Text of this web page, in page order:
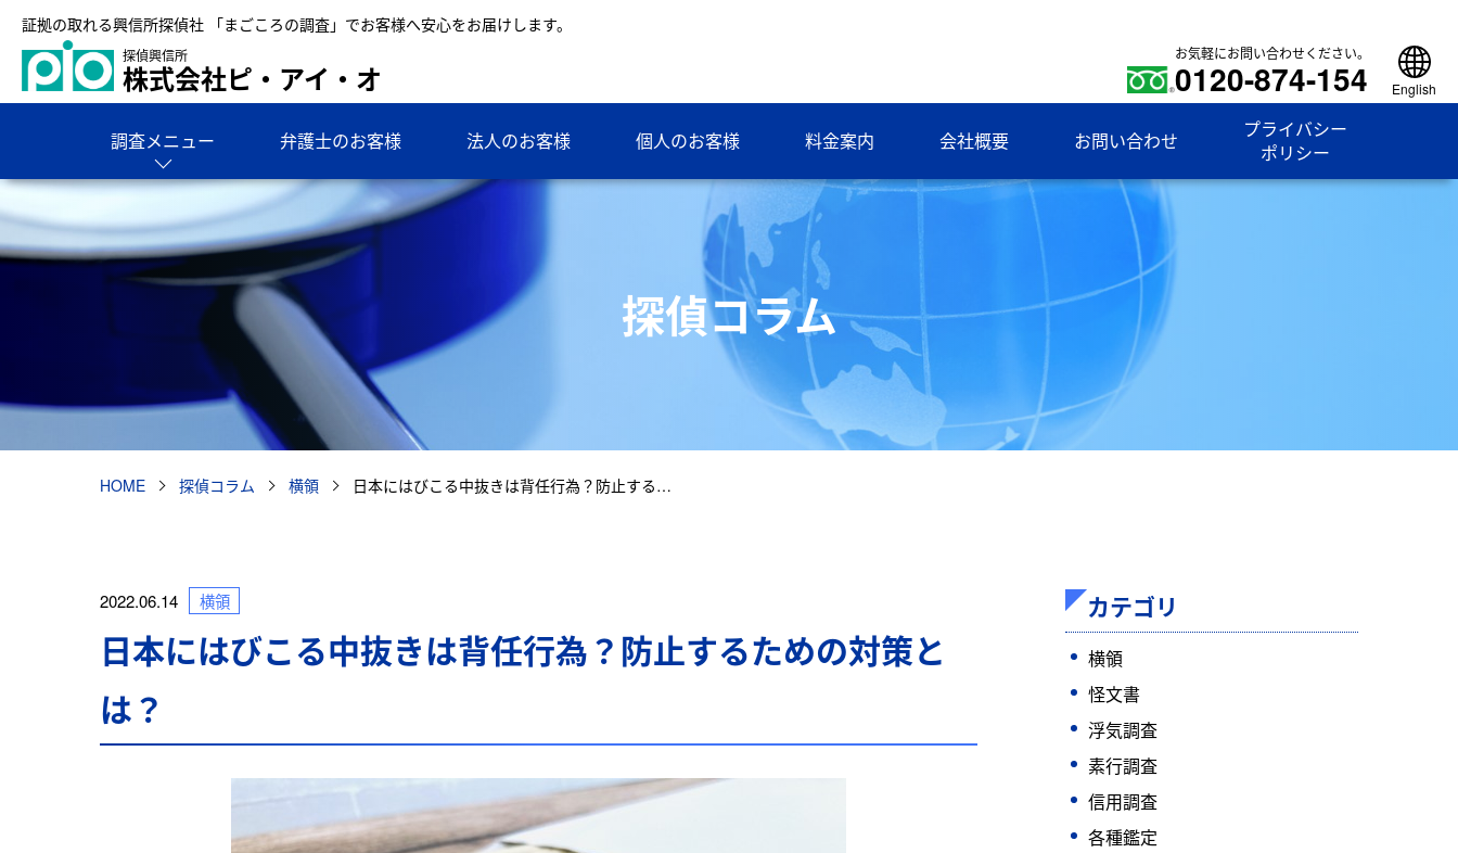
証拠の取れる興信所探偵社 「まごころの調査」でお客様へ安心をお届けします。
探偵興信所
株式会社ピ・アイ・オ
お気軽にお問い合わせください。
0120-874-154 English
調査メニュー 弁護士のお客様 法人のお客様 個人のお客様 料金案内 会社概要 お問い合わせ
プライバシー
ポリシー
探偵コラム
HOME 探偵コラム 横領 日本にはびこる中抜きは背任行為？防止する…
2022.06.14 横領
日本にはびこる中抜きは背任行為？防止するための対策と
は？
カテゴリ
横領
怪文書
浮気調査
素行調査
信用調査
各種鑑定